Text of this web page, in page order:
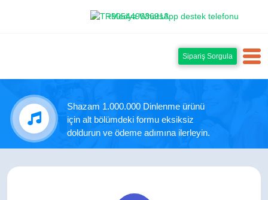
+905449636913
Sipariş Sorgula
Shazam 1.000.000 Dinlenme ürünü
için alt bölümdeki formu eksiksiz
doldurun ve ödeme adımına ilerleyin.